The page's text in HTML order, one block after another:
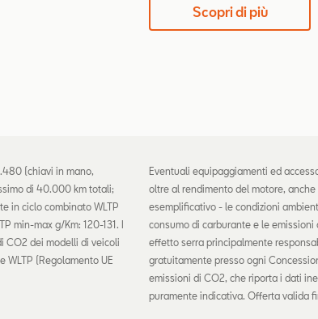
Scopri di più
(chiavi in mano,
di 40.000 km totali;
in ciclo combinato WLTP
min-max g/Km: 120-131. I
CO2 dei modelli di veicoli
(Regolamento UE
Eventuali equipaggiamenti ed
oltre al rendimento del motore,
esemplificativo - le condizioni
consumo di carburante e le
effetto serra principalmente
gratuitamente presso ogni
emissioni di CO2, che riporta i dati
puramente indicativa. Offerta valida